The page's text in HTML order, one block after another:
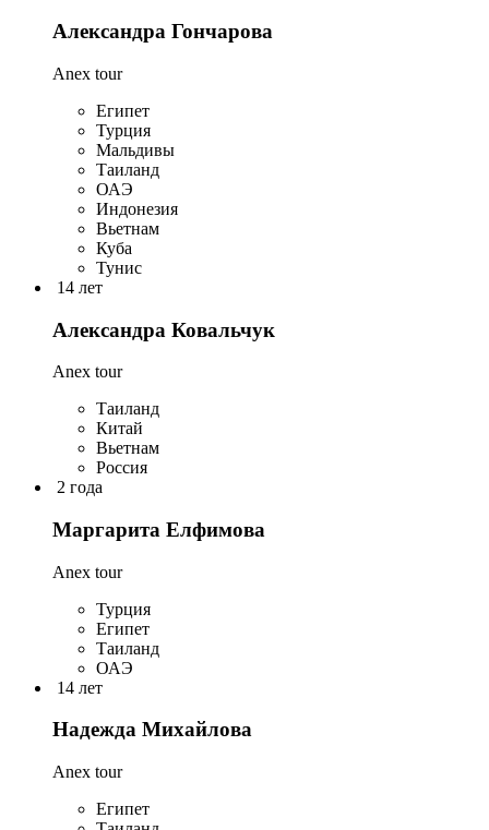
Александра Гончарова
Anex tour
Египет
Турция
Мальдивы
Таиланд
ОАЭ
Индонезия
Вьетнам
Куба
Тунис
14 лет
Александра Ковальчук
Anex tour
Таиланд
Китай
Вьетнам
Россия
2 года
Маргарита Елфимова
Anex tour
Турция
Египет
Таиланд
ОАЭ
14 лет
Надежда Михайлова
Anex tour
Египет